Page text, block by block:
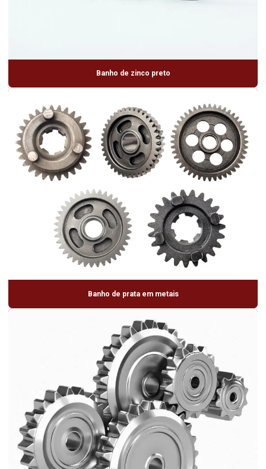
Banho de zinco preto
Banho de prata em metais